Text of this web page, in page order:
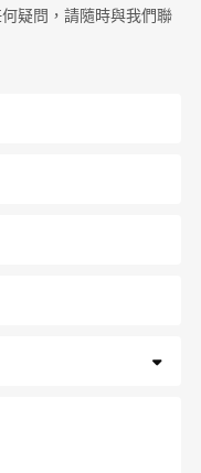
疑問，請隨時與我們聯